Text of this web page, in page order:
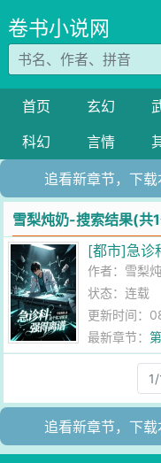
卷书小说网
首页 玄幻
科幻
言情
追看新章节，下
雪梨炖奶-搜索结果(共
[都市]急诊
作者： 雪梨
状态：连载
更新时间：
最新章节：
两命
1/
追看新章节，下